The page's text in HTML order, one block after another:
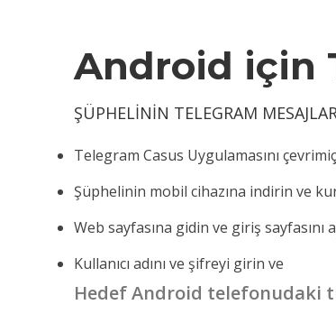
Android için
ŞÜPHELININ TELEGRAM
Telegram Casus Uygulamasını
Şüphelinin mobil cihazına indirin ve
Web sayfasına gidin ve giriş sayfasını
Kullanıcı adını ve şifreyi girin ve
Hedef Android telefonudaki